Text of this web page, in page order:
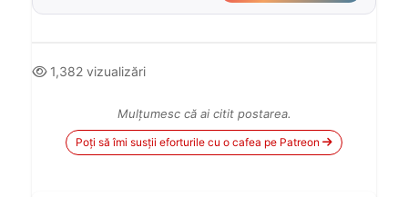
1,382 vizualizări
Mulțumesc că ai citit postarea.
Poți să îmi susții eforturile cu o cafea pe Patreon